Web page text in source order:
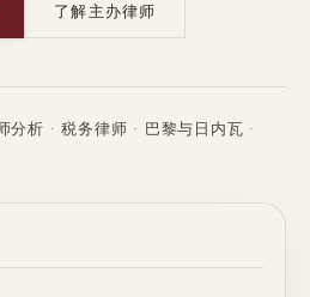
了解主办律师
析 · 税务律师 · 巴黎与日内瓦 ·